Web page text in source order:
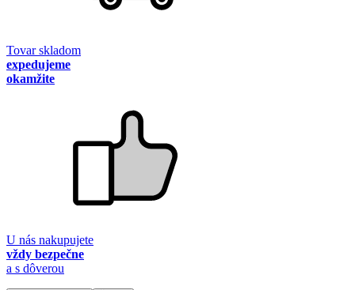
Tovar skladom
expedujeme
okamžite
U nás nakupujete
vždy bezpečne
a s dôverou